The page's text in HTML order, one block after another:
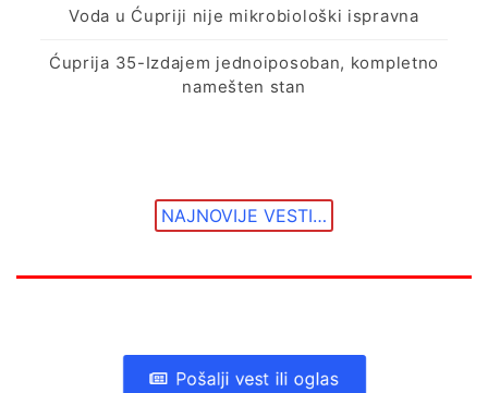
Voda u Ćupriji nije mikrobiološki ispravna
Ćuprija 35-Izdajem jednoiposoban, kompletno
namešten stan
NAJNOVIJE VESTI…
Pošalji vest ili oglas